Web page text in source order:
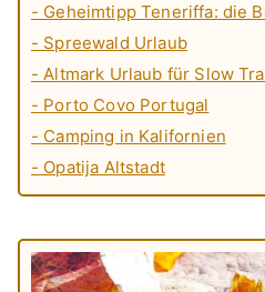
- Geheimtipp Teneriffa: die
- Spreewald Urlaub
- Altmark Urlaub für Slow
- Porto Covo Portugal
- Camping in Kalifornien
- Opatija Altstadt